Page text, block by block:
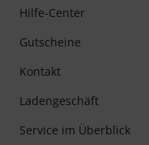
Hilfe-Center
Gutscheine
Kontakt
Ladengeschäft
Service im Überblick